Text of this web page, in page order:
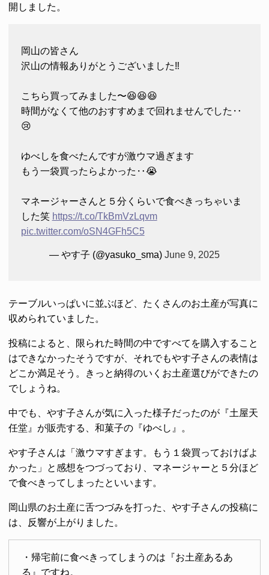
開しました。
岡山の皆さん
沢山の情報ありがとうございました‼️
こちら買ってみました〜😆😆😆
時間がなくて他のおすすめまで回れませんでした‥
😢
ゆべしを食べたんですが激ウマ過ぎます
もう一袋買ったらよかった‥😭
マネージャーさんと５分くらいで食べきっちゃいま
した笑 https://t.co/TkBmVzLqvm
pic.twitter.com/oSN4GFh5C5
— やす子 (@yasuko_sma) June 9, 2025
テーブルいっぱいに並ぶほど、たくさんのお土産が写真に
収められていました。
投稿によると、限られた時間の中ですべてを購入すること
はできなかったそうですが、それでもやす子さんの表情は
どこか満足そう。きっと納得のいくお土産選びができたの
でしょうね。
中でも、やす子さんが気に入った様子だったのが『土屋天
任堂』が販売する、和菓子の『ゆべし』。
やす子さんは「激ウマすぎます。もう１袋買っておけばよ
かった」と感想をつづっており、マネージャーと５分ほど
で食べきってしまったといいます。
岡山県のお土産に舌つづみを打った、やす子さんの投稿に
は、反響が上がりました。
・帰宅前に食べきってしまうのは『お土産あるあ
る』ですね。